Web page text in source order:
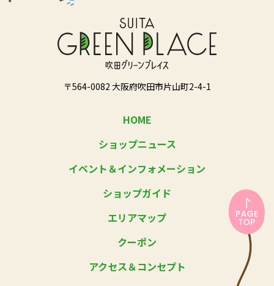
〒564-0082 大阪府吹田市片山町2-4-1
HOME
ショップニュース
イベント＆インフォメーション
ショップガイド
エリアマップ
クーポン
アクセス＆コンセプト